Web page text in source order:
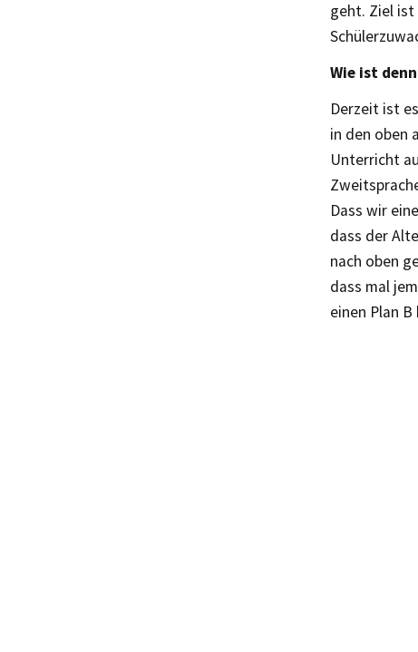
geht. Ziel ist
Wie ist
Derzeit ist
in den oben
Unterricht
Dass wir
dass der
nach oben
dass mal
einen Plan